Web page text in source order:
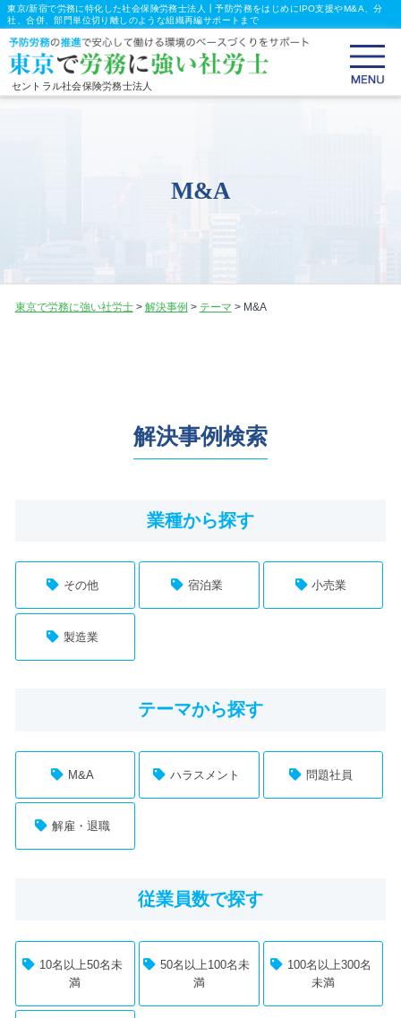
東京/新宿で労務に特化した社会保険労務士法人┃予防労務をはじめにIPO支援やM&A、分
社、合併、部門単位切り離しのような組織再編サポートまで
セントラル社会保険労務士法人
M&A
東京で労務に強い社労士> 解決事例 > テーマ > M&A
解決事例検索
業種から探す
その他 宿泊業 小売業
製造業
テーマから探す
M&A ハラスメント 問題社員
解雇・退職
従業員数で探す
10名以上50名未
満
50名以上100名未
満
100名以上300名
未満